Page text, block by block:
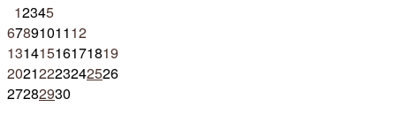
12345
6789101112
13141516171819
20212223242526
27282930